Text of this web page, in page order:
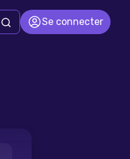
Se connecter